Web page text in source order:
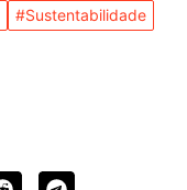
#Sustentabilidade